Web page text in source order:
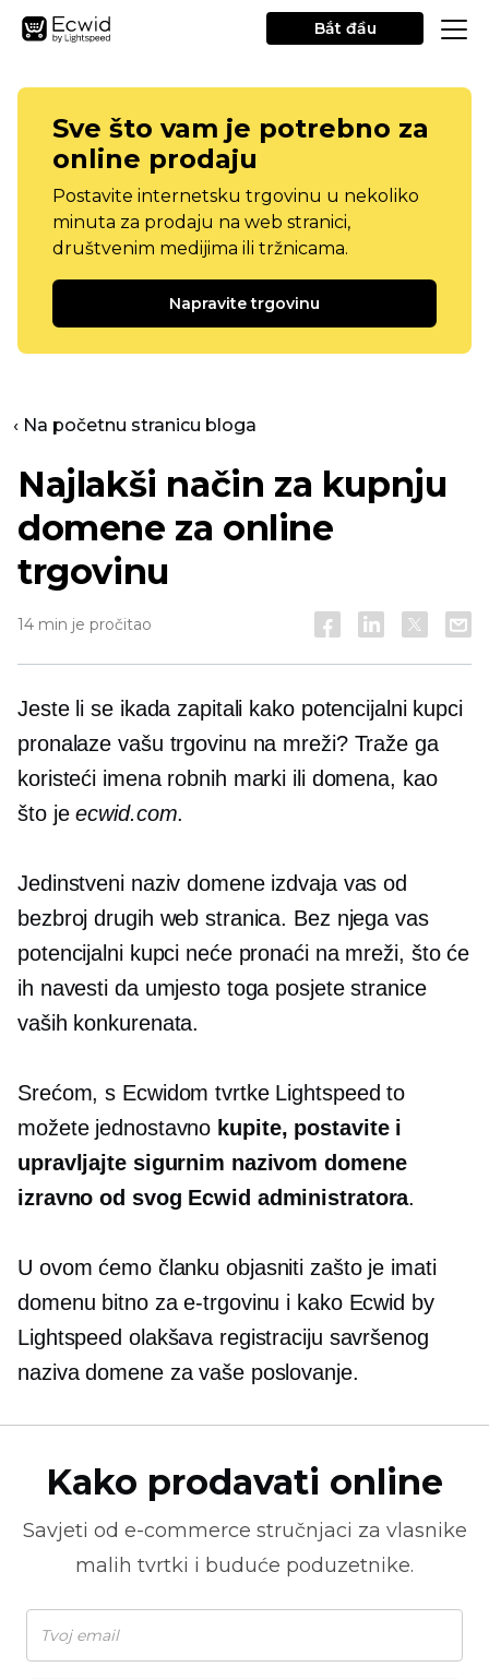
Bắt đầu
Sve što vam je potrebno za
online prodaju
Postavite internetsku trgovinu u nekoliko
minuta za prodaju na web stranici,
društvenim medijima ili tržnicama.
Napravite trgovinu
‹ Na početnu stranicu bloga
Najlakši način za kupnju
domene za online
trgovinu
14 min je pročitao
Jeste li se ikada zapitali kako potencijalni kupci
pronalaze vašu trgovinu na mreži? Traže ga
koristeći imena robnih marki ili domena, kao
što jeecwid.com.
Jedinstveni naziv domene izdvaja vas od
bezbroj drugih web stranica. Bez njega vas
potencijalni kupci neće pronaći na mreži, što će
ih navesti da umjesto toga posjete stranice
vaših konkurenata.
Srećom, s Ecwidom tvrtke Lightspeed to
možete jednostavno kupite, postavite i
upravljajte sigurnim nazivom domene
izravno od svog Ecwid administratora.
U ovom ćemo članku objasniti zašto je imati
domenu bitno za e-trgovinu i kako Ecwid by
Lightspeed olakšava registraciju savršenog
naziva domene za vaše poslovanje.
Kako prodavati online
Savjeti od e-commerce stručnjaci za vlasnike
malih tvrtki i buduće poduzetnike.